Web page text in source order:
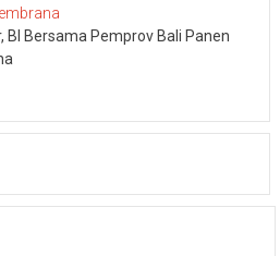
BI Bersama Pemprov Bali Panen